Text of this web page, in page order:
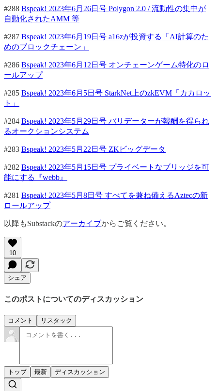
#288 Bspeak! 2023年6月26日号 Polygon 2.0 / 流動性の集中が
自動化されたAMM 等
#287 Bspeak! 2023年6月19日号 a16zが投資する「AI計算のた
めのブロックチェーン」
#286 Bspeak! 2023年6月12日号 オンチェーンゲーム特化のロ
ールアップ
#285 Bspeak! 2023年6月5日号 StarkNet上のzkEVM「カカロッ
ト」
#284 Bspeak! 2023年5月29日号 バリデーターが報酬を得られ
るオークションシステム
#283 Bspeak! 2023年5月22日号 ZKビッグデータ
#282 Bspeak! 2023年5月15日号 プライベートなブリッジを可
能にする『webb』
#281 Bspeak! 2023年5月8日号 すべてを兼ね備えるAztecの新
ロールアップ
以降もSubstackのアーカイブからご覧ください。
10
シェア
このポストについてのディスカッション
コメント リスタック
トップ 最新 ディスカッション